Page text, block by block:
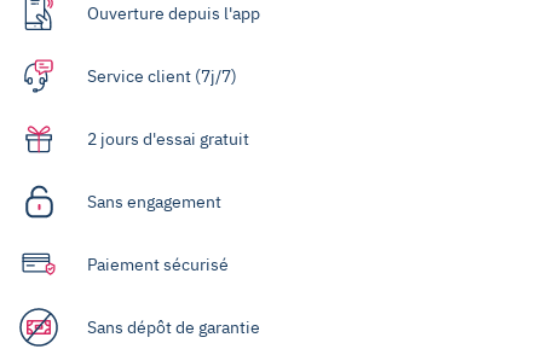
Ouverture depuis l'app
Service client (7j/7)
2 jours d'essai gratuit
Sans engagement
Paiement sécurisé
Sans dépôt de garantie